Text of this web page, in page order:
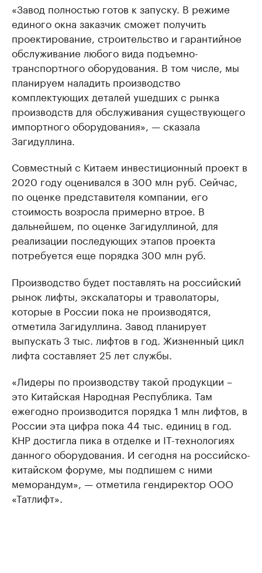
«Завод полностью готов к запуску. В режиме
единого окна заказчик сможет получить
проектирование, строительство и гарантийное
обслуживание любого вида подъемно-
транспортного оборудования. В том числе, мы
планируем наладить производство
комплектующих деталей ушедших с рынка
производств для обслуживания существующего
импортного оборудования», — сказала
Загидуллина.
Совместный с Китаем инвестиционный проект в
2020 году оценивался в 300 млн руб. Сейчас,
по оценке представителя компании, его
стоимость возросла примерно втрое. В
дальнейшем, по оценке Загидуллиной, для
реализации последующих этапов проекта
потребуется еще порядка 300 млн руб.
Производство будет поставлять на российский
рынок лифты, экскалаторы и траволаторы,
которые в России пока не производятся,
отметила Загидуллина. Завод планирует
выпускать 3 тыс. лифтов в год. Жизненный цикл
лифта составляет 25 лет службы.
«Лидеры по производству такой продукции –
это Китайская Народная Республика. Там
ежегодно производится порядка 1 млн лифтов, в
России эта цифра пока 44 тыс. единиц в год.
КНР достигла пика в отделке и IT-технологиях
данного оборудования. И сегодня на российско-
китайском форуме, мы подпишем с ними
меморандум», — отметила гендиректор ООО
«Татлифт».